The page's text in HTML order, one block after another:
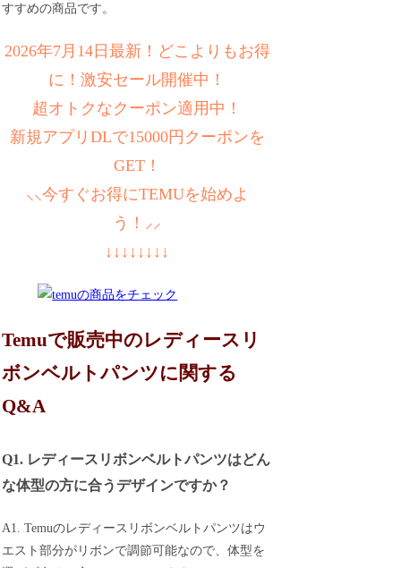
すすめの商品です。
2026年7月14日最新！どこよりもお得
に！激安セール開催中！
超オトクなクーポン適用中！
新規アプリDLで15000円クーポンを
GET！
⸜⸜今すぐお得にTEMUを始めよ
う！⸝⸝
↓↓↓↓↓↓↓↓
Temuで販売中のレディースリ
ボンベルトパンツに関する
Q&A
Q1. レディースリボンベルトパンツはどん
な体型の方に合うデザインですか？
A1. Temuのレディースリボンベルトパンツはウ
エスト部分がリボンで調節可能なので、体型を